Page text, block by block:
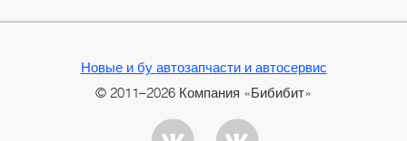
Новые и бу автозапчасти и автосервис
© 2011–2026 Компания «Бибибит»